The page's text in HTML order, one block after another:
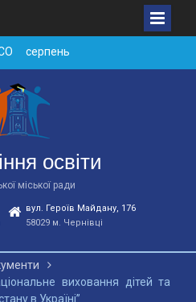
серпень
червень
у ЗДО та
на
освіти
міської ради
вул. Героїв Майдану, 176
58029 м. Чернівці
виховання дітей та
в Україні”